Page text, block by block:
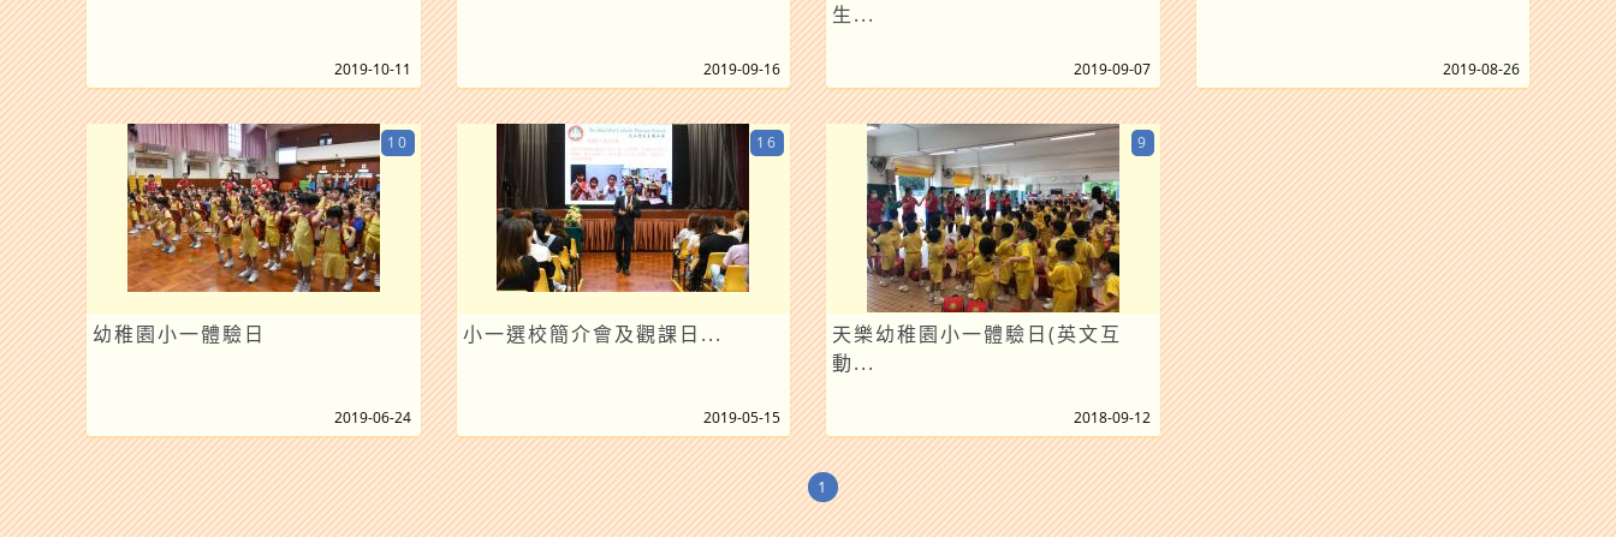
2019-10-11 2019-09-16
生...
2019-09-07 2019-08-26
幼稚園小一體驗日
10
2019-06-24
小一選校簡介會及觀課日...
16
2019-05-15
天樂幼稚園小一體驗日(英文互
動...
9
2018-09-12
1